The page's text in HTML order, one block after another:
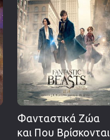
Φανταστικά Ζώα
και Που Βρίσκονται